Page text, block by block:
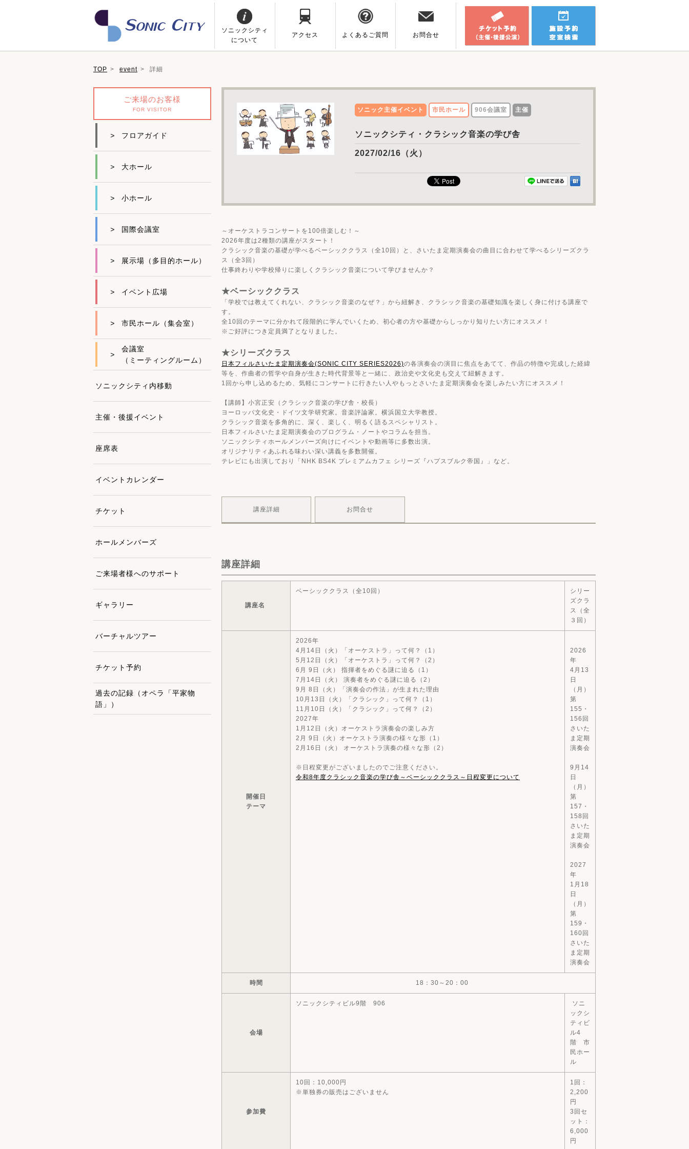
ソニックシティ
について
アクセス よくあるご質問 お問合せ
TOP event 詳細
ご来場のお客様
FOR VISITOR
> フロアガイド
> 大ホール
> 小ホール
> 国際会議室
> 展示場（多目的ホール）
> イベント広場
> 市民ホール（集会室）
>
会議室
（ミーティングルーム）
ソニックシティ内移動
主催・後援イベント
座席表
イベントカレンダー
チケット
ホールメンバーズ
ご来場者様へのサポート
ギャラリー
バーチャルツアー
チケット予約
過去の記録（オペラ「平家物
語」）
ソニック主催イベント 市民ホール 906会議室 主催
ソニックシティ・クラシック音楽の学び舎
2027/02/16（火）
～オーケストラコンサートを100倍楽しむ！～
2026年度は2種類の講座がスタート！
クラシック音楽の基礎が学べるベーシッククラス（全10回）と、さいたま定期演奏会の曲目に合わせて学べるシリーズクラ
ス（全3回）
仕事終わりや学校帰りに楽しくクラシック音楽について学びませんか？
★ベーシッククラス
「学校では教えてくれない、クラシック音楽のなぜ？」から紐解き、クラシック音楽の基礎知識を楽しく身に付ける講座で
す。
全10回のテーマに分かれて段階的に学んでいくため、初心者の方や基礎からしっかり知りたい方にオススメ！
※ご好評につき定員満了となりました。
★シリーズクラス
日本フィルさいたま定期演奏会(SONIC CITY SERIES2026)の各演奏会の演目に焦点をあてて、作品の特徴や完成した経緯
等を、作曲者の哲学や自身が生きた時代背景等と一緒に、政治史や文化史も交えて紐解きます。
1回から申し込めるため、気軽にコンサートに行きたい人やもっとさいたま定期演奏会を楽しみたい方にオススメ！
【講師】小宮正安（クラシック音楽の学び舎・校長）
ヨーロッパ文化史・ドイツ文学研究家。音楽評論家。横浜国立大学教授。
クラシック音楽を多角的に、深く、楽しく、明るく語るスペシャリスト。
日本フィルさいたま定期演奏会のプログラム・ノートやコラムを担当。
ソニックシティホールメンバーズ向けにイベントや動画等に多数出演。
オリジナリティあふれる味わい深い講義を多数開催。
テレビにも出演しており「NHK BS4K プレミアムカフェ シリーズ『ハプスブルク帝国』」など。
講座詳細 お問合せ
講座詳細
講座名
ベーシッククラス（全10回）
シリー
ズクラ
ス（全
３回）
開催日
テーマ
2026年
4月14日（火）「オーケストラ」って何？（1）
5月12日（火）「オーケストラ」って何？（2）
6月 9日（火） 指揮者をめぐる謎に迫る（1）
7月14日（火） 演奏者をめぐる謎に迫る（2）
9月 8日（火）「演奏会の作法」が生まれた理由
10月13日（火）「クラシック」って何？（1）
11月10日（火）「クラシック」って何？（2）
2027年
1月12日（火）オーケストラ演奏会の楽しみ方
2月 9日（火）オーケストラ演奏の様々な形（1）
2月16日（火） オーケストラ演奏の様々な形（2）
※日程変更がございましたのでご注意ください。
令和8年度クラシック音楽の学び舎～ベーシッククラス～日程変更について
2026
年
4月13
日
（月）
第
155・
156回
さいた
ま定期
演奏会
9月14
日
（月）
第
157・
158回
さいた
ま定期
演奏会
2027
年
1月18
日
（月）
第
159・
160回
さいた
ま定期
演奏会
時間 18：30～20：00
会場
ソニックシティビル9階 906
ソニ
ックシ
ティビ
ル4
階 市
民ホー
ル
参加費
10回：10,000円
※単独券の販売はございません
1回：
2,200
円
3回セ
ット：
6,000
円